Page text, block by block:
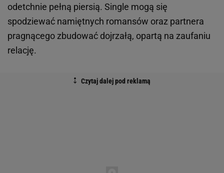
odetchnie pełną piersią. Single mogą się
spodziewać namiętnych romansów oraz partnera
pragnącego zbudować dojrzałą, opartą na zaufaniu
relację.